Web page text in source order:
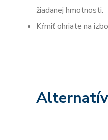
žiadanej hmotnosti.
Kŕmiť ohriate na